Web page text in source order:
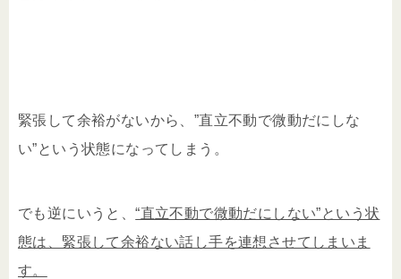
緊張して余裕がないから、”直立不動で微動だにしな
い”という状態になってしまう。
でも逆にいうと、“直立不動で微動だにしない”という状
態は、緊張して余裕ない話し手を連想させてしまいま
す。